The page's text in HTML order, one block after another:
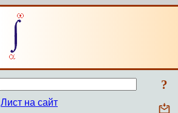
?
Лист на сайт